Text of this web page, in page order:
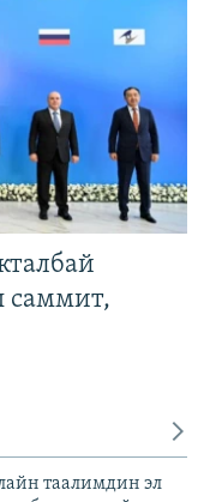
саммит,
таалимдин эл